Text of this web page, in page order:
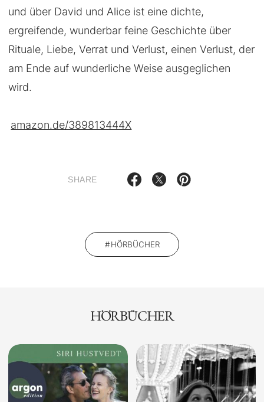
und über David und Alice ist eine dichte,
ergreifende, wunderbar feine Geschichte über
Rituale, Liebe, Verrat und Verlust, einen Verlust, der
am Ende auf wunderliche Weise ausgeglichen
wird.
amazon.de/389813444X
SHARE
HÖRBÜCHER
HÖRBÜCHER